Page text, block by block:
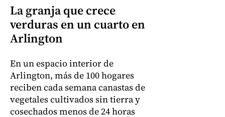
La granja que crece
verduras en un cuarto en
Arlington
En un espacio interior de
Arlington, más de 100 hogares
reciben cada semana canastas de
vegetales cultivados sin tierra y
cosechados menos de 24 horas